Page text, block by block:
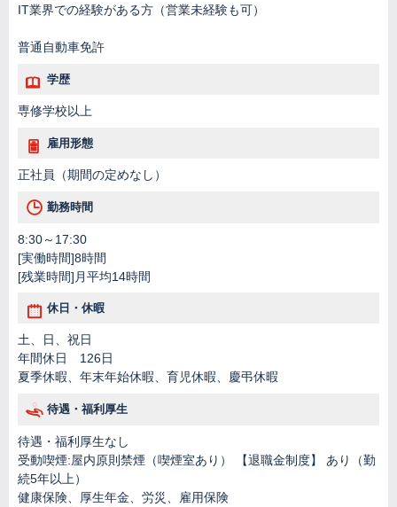
IT業界での経験がある方（営業未経験も可）
普通自動車免許
学歴
専修学校以上
雇用形態
正社員（期間の定めなし）
勤務時間
8:30～17:30
[実働時間]8時間
[残業時間]月平均14時間
休日・休暇
土、日、祝日
年間休日 126日
夏季休暇、年末年始休暇、育児休暇、慶弔休暇
待遇・福利厚生
待遇・福利厚生なし
受動喫煙:屋内原則禁煙（喫煙室あり） 【退職金制度】 あり（勤
続5年以上）
健康保険、厚生年金、労災、雇用保険